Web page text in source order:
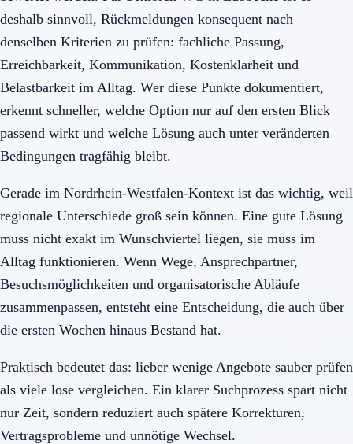
deshalb sinnvoll, Rückmeldungen konsequent nach
denselben Kriterien zu prüfen: fachliche Passung,
Erreichbarkeit, Kommunikation, Kostenklarheit und
Belastbarkeit im Alltag. Wer diese Punkte dokumentiert,
erkennt schneller, welche Option nur auf den ersten Blick
passend wirkt und welche Lösung auch unter veränderten
Bedingungen tragfähig bleibt.
Gerade im Nordrhein-Westfalen-Kontext ist das wichtig, weil
regionale Unterschiede groß sein können. Eine gute Lösung
muss nicht exakt im Wunschviertel liegen, sie muss im
Alltag funktionieren. Wenn Wege, Ansprechpartner,
Besuchsmöglichkeiten und organisatorische Abläufe
zusammenpassen, entsteht eine Entscheidung, die auch über
die ersten Wochen hinaus Bestand hat.
Praktisch bedeutet das: lieber wenige Angebote sauber prüfen
als viele lose vergleichen. Ein klarer Suchprozess spart nicht
nur Zeit, sondern reduziert auch spätere Korrekturen,
Vertragsprobleme und unnötige Wechsel.